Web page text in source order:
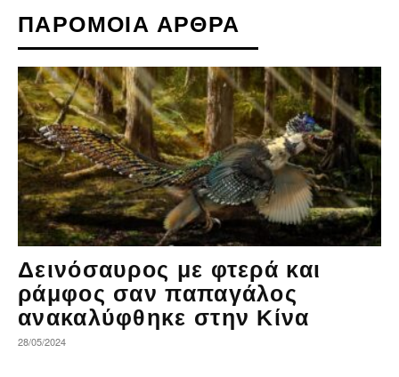
ΠΑΡΟΜΟΙΑ ΑΡΘΡΑ
Δεινόσαυρος με φτερά και
ράμφος σαν παπαγάλος
ανακαλύφθηκε στην Κίνα
28/05/2024